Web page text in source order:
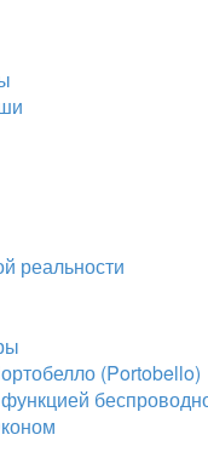
реальности
(Portobello)